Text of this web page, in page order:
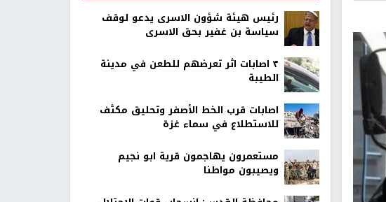
رئيس هيئة شؤون الاسرى يدعو لوقف
سياسة بن غفير بحق الاسرى
٣ اصابات اثر تعرضهم للطعن في مدينة
الطيبة
اصابات قرب الخط الأصفر وتحليق مكثف
للاستطلاع في سماء غزة
مستعمرون يهاجمون قرية ابو نجيم
ويصيبون مواطنا